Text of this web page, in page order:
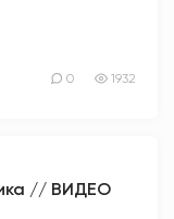
0 1932
// ВИДЕО